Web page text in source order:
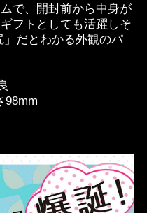
で、開封前から中身が
フトとしても活躍しそ
」だとわかる外観のパ
98mm